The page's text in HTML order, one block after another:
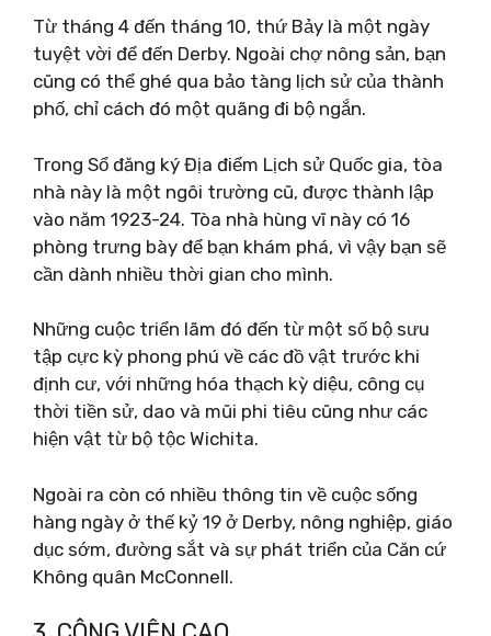
Từ tháng 4 đến tháng 10, thứ Bảy là một ngày
tuyệt vời để đến Derby. Ngoài chợ nông sản, bạn
cũng có thể ghé qua bảo tàng lịch sử của thành
phố, chỉ cách đó một quãng đi bộ ngắn.
Trong Sổ đăng ký Địa điểm Lịch sử Quốc gia, tòa
nhà này là một ngôi trường cũ, được thành lập
vào năm 1923-24. Tòa nhà hùng vĩ này có 16
phòng trưng bày để bạn khám phá, vì vậy bạn sẽ
cần dành nhiều thời gian cho mình.
Những cuộc triển lãm đó đến từ một số bộ sưu
tập cực kỳ phong phú về các đồ vật trước khi
định cư, với những hóa thạch kỳ diệu, công cụ
thời tiền sử, dao và mũi phi tiêu cũng như các
hiện vật từ bộ tộc Wichita.
Ngoài ra còn có nhiều thông tin về cuộc sống
hàng ngày ở thế kỷ 19 ở Derby, nông nghiệp, giáo
dục sớm, đường sắt và sự phát triển của Căn cứ
Không quân McConnell.